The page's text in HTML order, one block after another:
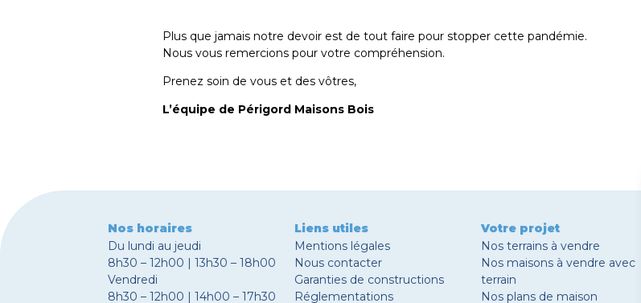
Plus que jamais notre devoir est de tout faire pour stopper cette pandémie.
Nous vous remercions pour votre compréhension.
Prenez soin de vous et des vôtres,
L’équipe de Périgord Maisons Bois
Nos horaires
Du lundi au jeudi
8h30 – 12h00 | 13h30 – 18h00
Vendredi
8h30 – 12h00 | 14h00 – 17h30
Liens utiles
Mentions légales
Nous contacter
Garanties de constructions
Réglementations
Votre projet
Nos terrains à vendre
Nos maisons à vendre avec
terrain
Nos plans de maison